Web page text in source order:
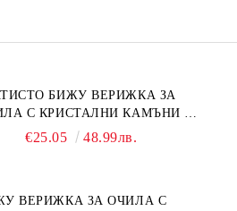
БИЖУ ВЕРИЖКА ЗА
С КРИСТАЛНИ КАМЪНИ И
€25.05 48.99лв.
ВЕРИЖКА ЗА ОЧИЛА С